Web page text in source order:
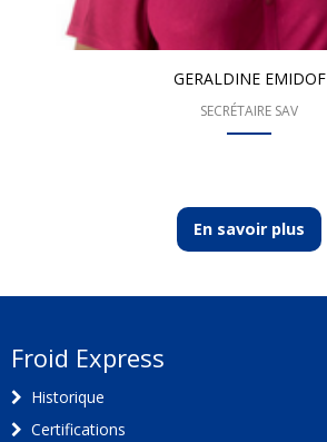
GERALDINE EMIDOF
SECRÉTAIRE SAV
En savoir plus
Froid Express
Historique
Certifications